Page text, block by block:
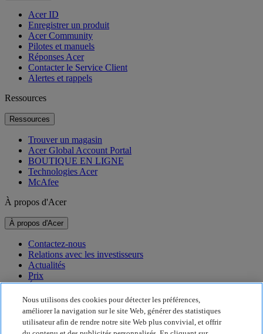
Acer ID
Enregistrer un produit
Acer Community
Pilotes et manuels
Réponses Acer
Contacter le Service Client
Alertes et rappels
Ressources
Ressources
Trouver un magasin
Acer Global Account Portal
BOUTIQUE EN LIGNE
Technologies Acer
McAfee
À propos d'Acer
À propos d'Acer
Contactez-nous
Relations avec les investisseurs
Actualités
Prix
Événements
Développement durable
Développement durable
Nous utilisons des cookies pour détecter les préférences,
améliorer la navigation sur le site Web, générer des statistiques
utilisateur afin de rendre notre site Web plus convivial, et offrir